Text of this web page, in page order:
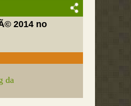
2014 no
da